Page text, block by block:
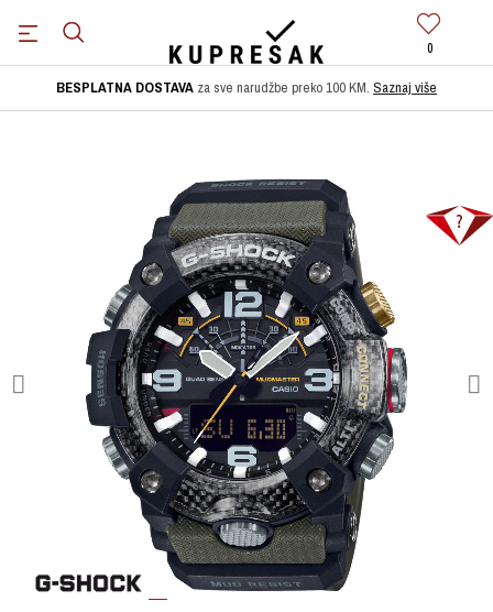
0
BESPLATNA DOSTAVA za sve narudžbe preko 100 KM. Saznaj više